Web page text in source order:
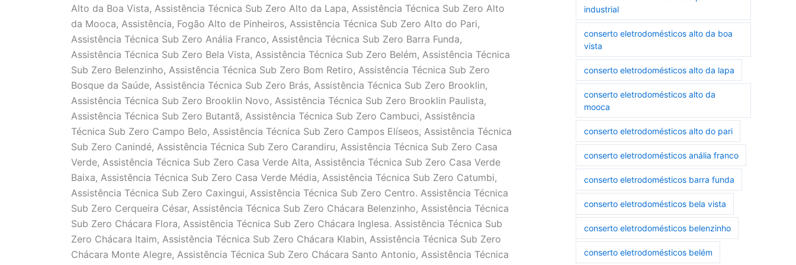
industrial
conserto eletrodomésticos alto da boa
vista
conserto eletrodomésticos alto da lapa
conserto eletrodomésticos alto da
mooca
conserto eletrodomésticos alto do pari
conserto eletrodomésticos anália franco
conserto eletrodomésticos barra funda
conserto eletrodomésticos bela vista
conserto eletrodomésticos belenzinho
conserto eletrodomésticos belém